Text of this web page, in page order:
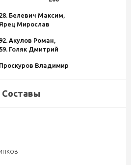
28. Белевич Максим,
Ярец Мирослав
92. Акулов Роман,
59. Голяк Дмитрий
Проскуров Владимир
Составы